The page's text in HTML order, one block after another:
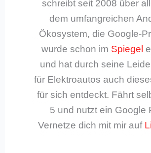
schreibt seit 2008 über
dem umfangreichen
Ökosystem, die Google-
wurde schon im Spiegel
und hat durch seine
für Elektroautos auch
für sich entdeckt. Fährt
5 und nutzt ein Google
Vernetze dich mit mir auf